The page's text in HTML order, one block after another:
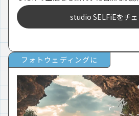
studio SELFiEをチェ
フォトウェディングに